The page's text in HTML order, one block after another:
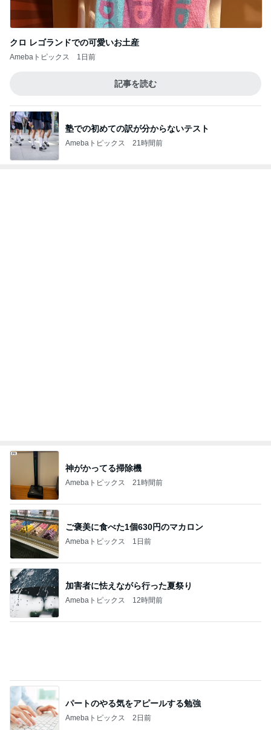
クロ レゴランドでの可愛いお土産
Amebaトピックス 1日前
記事を読む
塾での初めての訳が分からないテスト
Amebaトピックス 21時間前
神がかってる掃除機
Amebaトピックス 21時間前
ご褒美に食べた1個630円のマカロン
Amebaトピックス 1日前
加害者に怯えながら行った夏祭り
Amebaトピックス 12時間前
パートのやる気をアピールする勉強
Amebaトピックス 2日前